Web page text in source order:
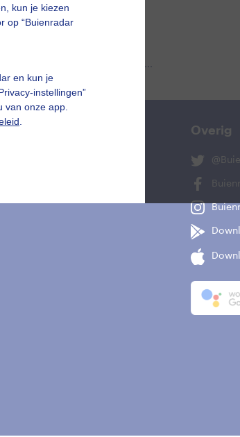
kun je kiezen
op “Buienradar
en kun je
instellingen”
van onze app.
Overig